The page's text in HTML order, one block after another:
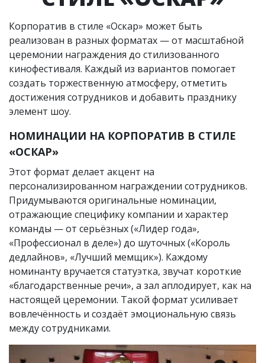
Корпоратив в стиле «Оскар» может быть
реализован в разных форматах — от масштабной
церемонии награждения до стилизованного
кинофестиваля. Каждый из вариантов помогает
создать торжественную атмосферу, отметить
достижения сотрудников и добавить празднику
элемент шоу.
НОМИНАЦИИ НА КОРПОРАТИВ В СТИЛЕ
«ОСКАР»
Этот формат делает акцент на
персонализированном награждении сотрудников.
Придумываются оригинальные номинации,
отражающие специфику компании и характер
команды — от серьёзных («Лидер года»,
«Профессионал в деле») до шуточных («Король
дедлайнов», «Лучший мемщик»). Каждому
номинанту вручается статуэтка, звучат короткие
«благодарственные речи», а зал аплодирует, как на
настоящей церемонии. Такой формат усиливает
вовлечённость и создаёт эмоциональную связь
между сотрудниками.